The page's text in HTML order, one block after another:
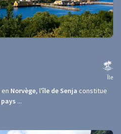
Île
en Norvège, l'île de Senja constitue
...